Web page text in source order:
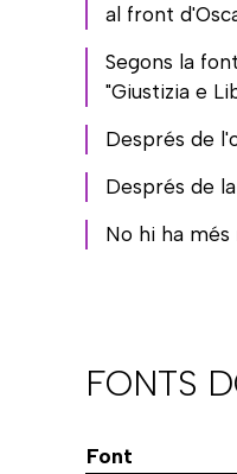
al front
Segons la font
"Giustizia e
Després de
Després de
No hi ha més
FONTS
Font